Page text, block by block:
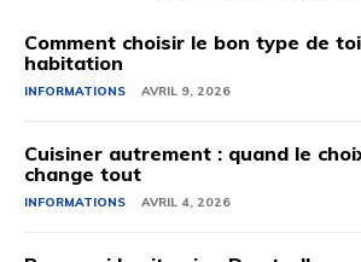
Comment choisir le bon type de
habitation
INFORMATIONS AVRIL 9, 2026
Cuisiner autrement : quand le
change tout
INFORMATIONS AVRIL 4, 2026